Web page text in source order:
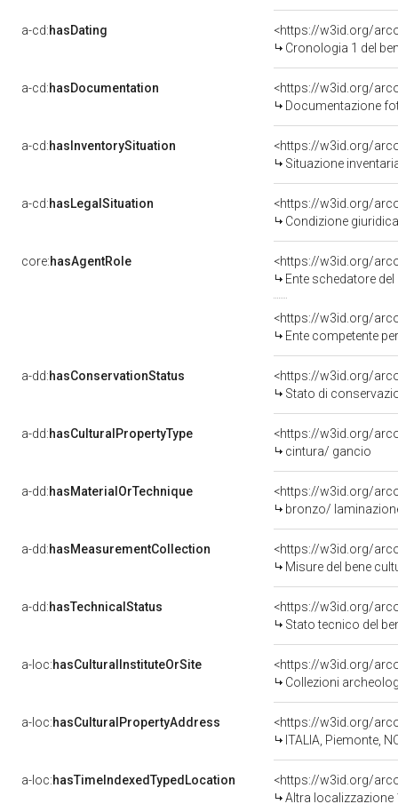
a-cd:hasDating
<https://w3id.org/
Cronologia 1 del
a-cd:hasDocumentation
Documentazione
a-cd:hasInventorySituation
<https://w3id.org/
Situazione
a-cd:hasLegalSituation
Condizione
core:hasAgentRole
<https://w3id.org/
Ente schedatore
<https://w3id.org/
Ente competente per tutela del
a-dd:hasConservationStatus
<https://w3id.org/
Stato di
a-dd:hasCulturalPropertyType
<https://w3id.org/
cintura/ gancio
a-dd:hasMaterialOrTechnique
<https://w3id.org/
bronzo/
a-dd:hasMeasurementCollection
<https://w3id.org/
Misure del bene
a-dd:hasTechnicalStatus
<https://w3id.org/
Stato tecnico del
a-loc:hasCulturalInstituteOrSite
<https://w3id.org/
Collezioni
a-loc:hasCulturalPropertyAddress
<https://w3id.org/
ITALIA, Piemonte,
a-loc:hasTimeIndexedTypedLocation
<https://w3id.org/
Altra localizzazione